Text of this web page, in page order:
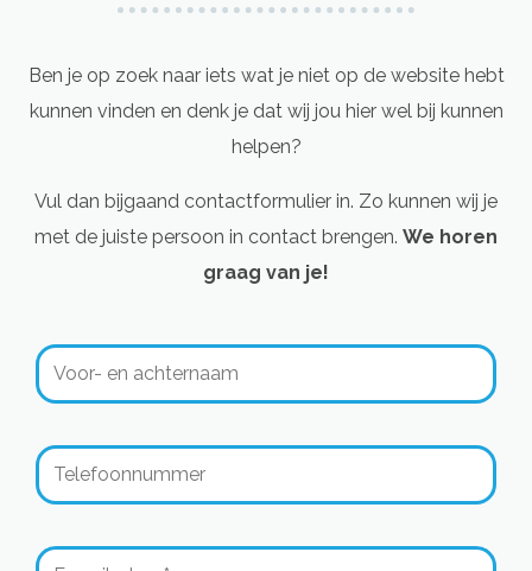
Ben je op zoek naar iets wat je niet op de website hebt
kunnen vinden en denk je dat wij jou hier wel bij kunnen
helpen?
Vul dan bijgaand contactformulier in. Zo kunnen wij je
met de juiste persoon in contact brengen. We horen
graag van je!